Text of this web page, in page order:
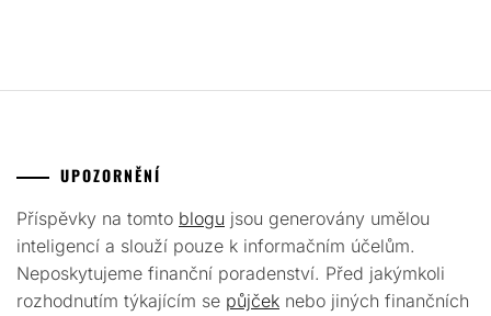
UPOZORNĚNÍ
Příspěvky na tomto blogu jsou generovány umělou
inteligencí a slouží pouze k informačním účelům.
Neposkytujeme finanční poradenství. Před jakýmkoli
rozhodnutím týkajícím se půjček nebo jiných finančních